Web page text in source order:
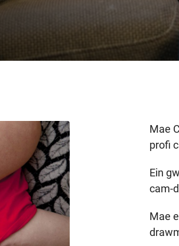
Mae
profi
Ein
cam-
Mae